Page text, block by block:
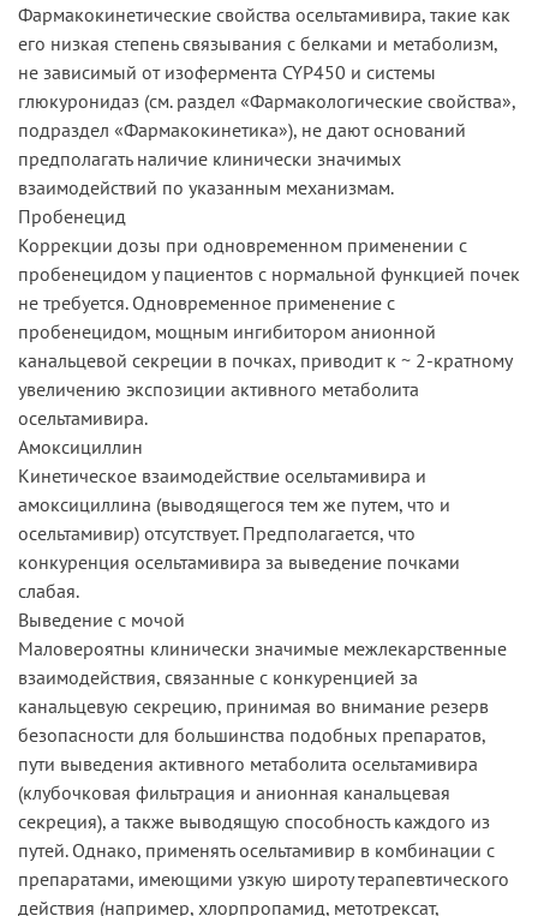
Фармакокинетические свойства осельтамивира, такие как
его низкая степень связывания с белками и метаболизм,
не зависимый от изофермента CYP450 и системы
глюкуронидаз (см. раздел «Фармакологические свойства»,
подраздел «Фармакокинетика»), не дают оснований
предполагать наличие клинически значимых
взаимодействий по указанным механизмам.
Пробенецид
Коррекции дозы при одновременном применении с
пробенецидом у пациентов с нормальной функцией почек
не требуется. Одновременное применение с
пробенецидом, мощным ингибитором анионной
канальцевой секреции в почках, приводит к ~ 2-кратному
увеличению экспозиции активного метаболита
осельтамивира.
Амоксициллин
Кинетическое взаимодействие осельтамивира и
амоксициллина (выводящегося тем же путем, что и
осельтамивир) отсутствует. Предполагается, что
конкуренция осельтамивира за выведение почками
слабая.
Выведение с мочой
Маловероятны клинически значимые межлекарственные
взаимодействия, связанные с конкуренцией за
канальцевую секрецию, принимая во внимание резерв
безопасности для большинства подобных препаратов,
пути выведения активного метаболита осельтамивира
(клубочковая фильтрация и анионная канальцевая
секреция), а также выводящую способность каждого из
путей. Однако, применять осельтамивир в комбинации с
препаратами, имеющими узкую широту терапевтического
действия (например, хлорпропамид, метотрексат,